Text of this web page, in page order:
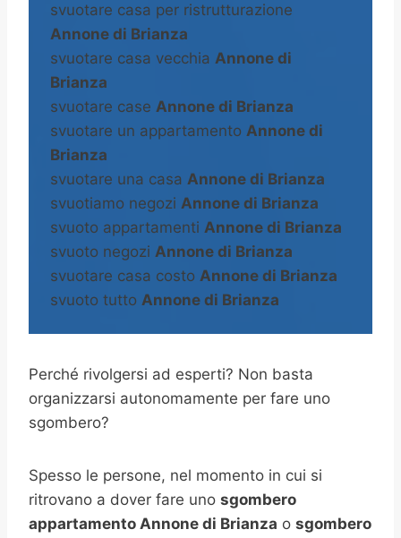
svuotare casa per ristrutturazione
Annone di Brianza
svuotare casa vecchia Annone di
Brianza
svuotare case Annone di Brianza
svuotare un appartamento Annone di
Brianza
svuotare una casa Annone di Brianza
svuotiamo negozi Annone di Brianza
svuoto appartamenti Annone di Brianza
svuoto negozi Annone di Brianza
svuotare casa costo Annone di Brianza
svuoto tutto Annone di Brianza
Perché rivolgersi ad esperti? Non basta
organizzarsi autonomamente per fare uno
sgombero?
Spesso le persone, nel momento in cui si
ritrovano a dover fare uno sgombero
appartamento Annone di Brianza o sgombero